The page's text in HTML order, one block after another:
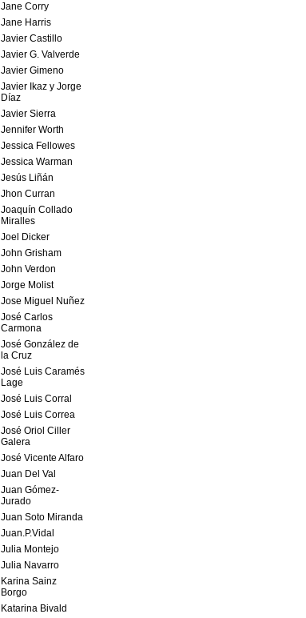
Jane Corry
Jane Harris
Javier Castillo
Javier G. Valverde
Javier Gimeno
Javier Ikaz y Jorge
Díaz
Javier Sierra
Jennifer Worth
Jessica Fellowes
Jessica Warman
Jesús Liñán
Jhon Curran
Joaquín Collado
Miralles
Joel Dicker
John Grisham
John Verdon
Jorge Molist
Jose Miguel Nuñez
José Carlos
Carmona
José González de
la Cruz
José Luis Caramés
Lage
José Luis Corral
José Luis Correa
José Oriol Ciller
Galera
José Vicente Alfaro
Juan Del Val
Juan Gómez-
Jurado
Juan Soto Miranda
Juan.P.Vidal
Julia Montejo
Julia Navarro
Karina Sainz
Borgo
Katarina Bivald